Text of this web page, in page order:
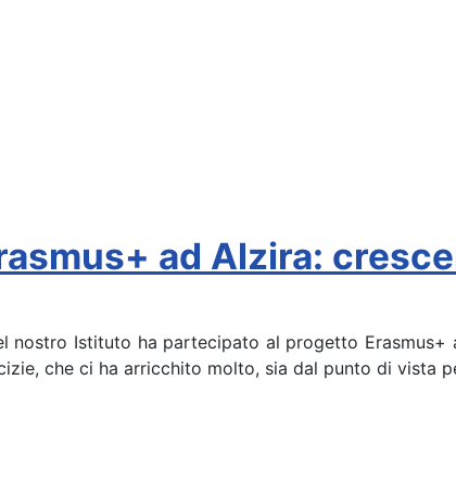
ad Alzira:
nostro Istituto ha partecipato al progetto
che ci ha arricchito molto, sia dal punto di vista